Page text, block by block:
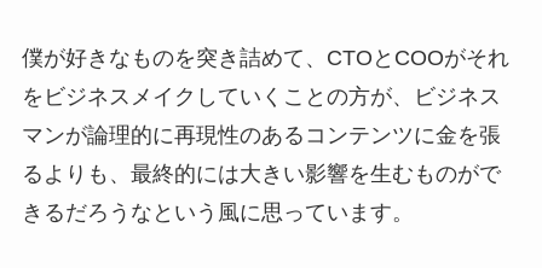
僕が好きなものを突き詰めて、CTOとCOOがそれ
をビジネスメイクしていくことの方が、ビジネス
マンが論理的に再現性のあるコンテンツに金を張
るよりも、最終的には大きい影響を生むものがで
きるだろうなという風に思っています。